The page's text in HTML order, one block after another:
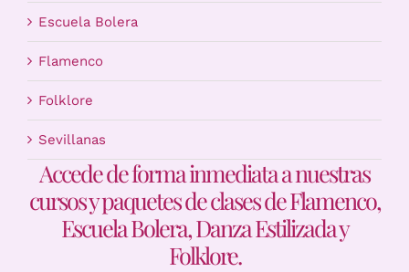
Escuela Bolera
Flamenco
Folklore
Sevillanas
Accede de forma inmediata a nuestras
cursos y paquetes de clases de Flamenco,
Escuela Bolera, Danza Estilizada y
Folklore.